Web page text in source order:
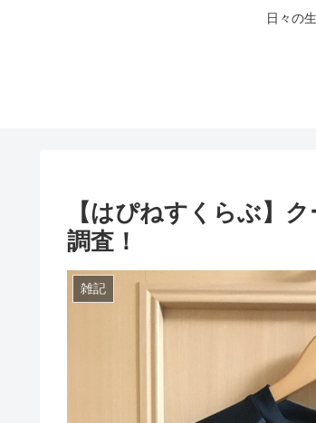
日々の
【はぴねすくらぶ】
調査！
雑記